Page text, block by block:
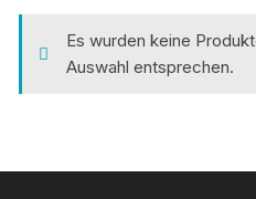
Es wurden keine
Auswahl entsprechen.